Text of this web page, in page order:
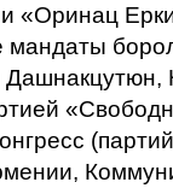
«Оринац
мандаты